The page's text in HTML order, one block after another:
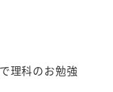
理科のお勉強